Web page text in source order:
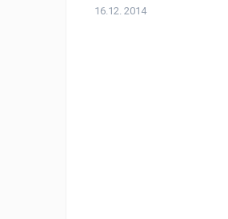
16.12. 2014